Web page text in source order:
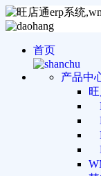
首页
产品中